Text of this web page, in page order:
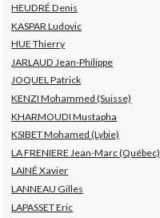
HEUDRÉ Denis
KASPAR Ludovic
HUE Thierry
JARLAUD Jean-Philippe
JOQUEL Patrick
KENZI Mohammed (Suisse)
KHARMOUDI Mustapha
KSIBET Mohamed (Lybie)
LA FRENIERE Jean-Marc (Québec)
LAINÉ Xavier
LANNEAU Gilles
LAPASSET Eric